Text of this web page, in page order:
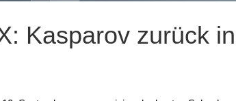
Kasparov zurück